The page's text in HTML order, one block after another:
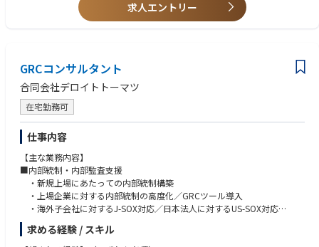
・事業化推進支援/実証事業等の実行支援
・カーボンクレジット/カーボンプライシングに係るオポチュニティ/リス
・気候変動の緩和（森林吸収源の拡充等）と適応（経済活動、健康/衛生
等への影響軽減）に係るコンサルティング
・会計士、MBA、中小企業診断士等の有資格者
【語学】
・英語…ビジネスレベルの方歓迎
【求める人材像】
以下の能力を有する方
・コミュニケーション能力
・プレゼンテーション能力
・問題解決・論理的思考力
・ビジネス文書（Excel・Power Point等を用いたコンサルティング提案書
や報告書を想定）作成能力
・困難な状況であっても、最後までやり抜くコミット力
・学び続ける力（コンサルティング業界では、入社後も継続的に業界知
見・各種スキル等を学習し続ける必要があります）
4. スマートヘルス事業構想策定支援
・国内外の市場調査、健康・医療データプラットフォーム導入事例の整
・健康・医療データプラットフォームに求められる機能要件等の整理
・PoC（実証実刑）の設計・企画・計画書の作成、PoCの実行支援 など
求人エントリー
GRCコンサルタント
合同会社デロイトトーマツ
在宅勤務可
仕事内容
【主な業務内容】
■内部統制・内部監査支援
・新規上場にあたっての内部統制構築
・上場企業に対する内部統制の高度化／GRCツール導入
・海外子会社に対するJ-SOX対応／日本法人に対するUS-SOX対応
・経営者評価支援
・業務監査の実施（コソース・サポート）
求める経験 / スキル